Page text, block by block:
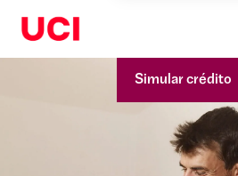
Simular crédito